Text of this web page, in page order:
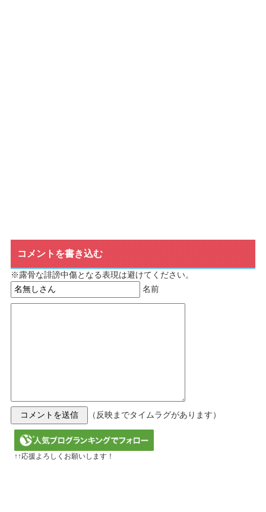
コメントを書き込む
※露骨な誹謗中傷となる表現は避けてください。
名前
（反映までタイムラグがあります）
↑↑応援よろしくお願いします！